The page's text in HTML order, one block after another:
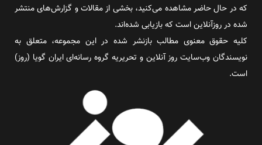
که در حال حاضر مشاهده می‌کنید، بخشی از مقالات و گزارش‌های منتشر
شده در روزآنلاین است که بازیابی شده‌اند.
کلیه حقوق معنوی مطالب بازنشر شده در این مجموعه، متعلق به
نویسندگان وب‌سایت روز آنلاین و تحریریه گروه رسانه‌ای ایران گویا (روز)
است.